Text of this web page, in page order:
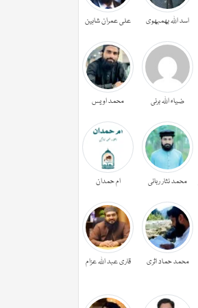
اسد اللہ بھمبھوی علی عمران شاہین
ضیاء اللہ برنی محمد اویس
محمد نثار ربانی ام حمدان
محمد حماد اثری قاری عبد اللہ عزام